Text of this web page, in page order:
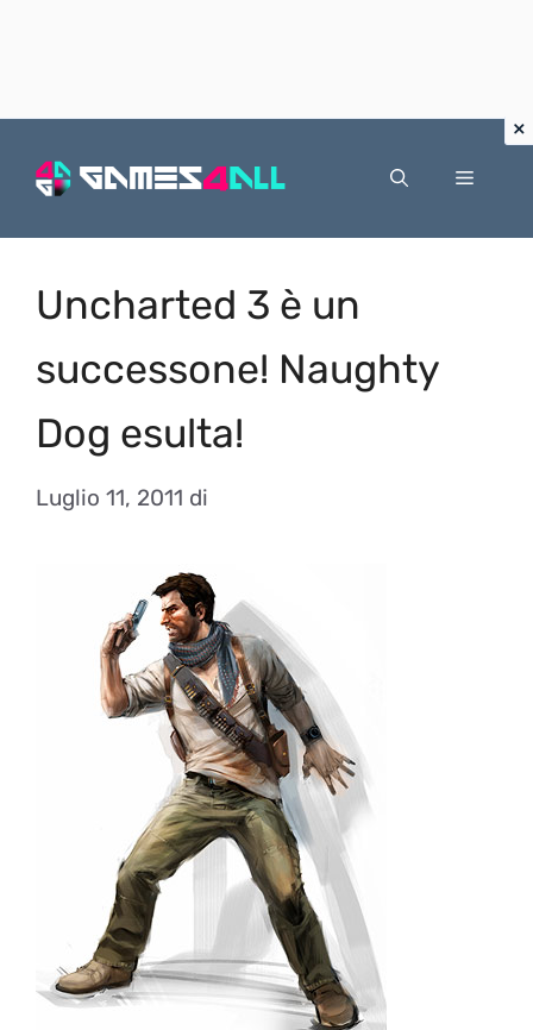
Menu
Uncharted 3 è un
successone! Naughty
Dog esulta!
Luglio 11, 2011 di